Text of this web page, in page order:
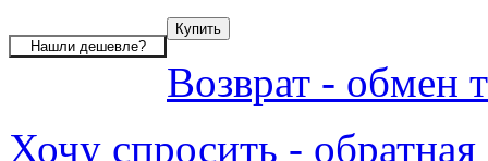
Возврат - обмен
Хочу спросить - обратная